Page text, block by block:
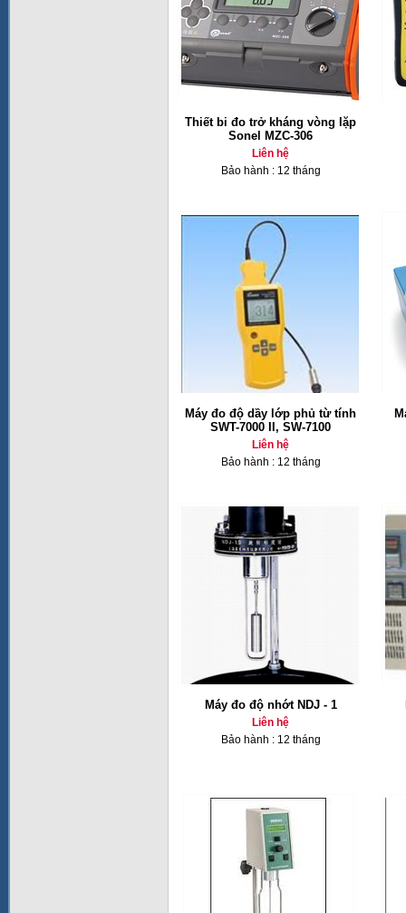
Thiết bi đo trở kháng vòng lặp
Sonel MZC-306
Liên hệ
Bảo hành : 12 tháng
Máy đo độ dầy lớp phủ từ tính
SWT-7000 II, SW-7100
Liên hệ
Bảo hành : 12 tháng
Máy đo độ nhớt NDJ - 1
Liên hệ
Bảo hành : 12 tháng